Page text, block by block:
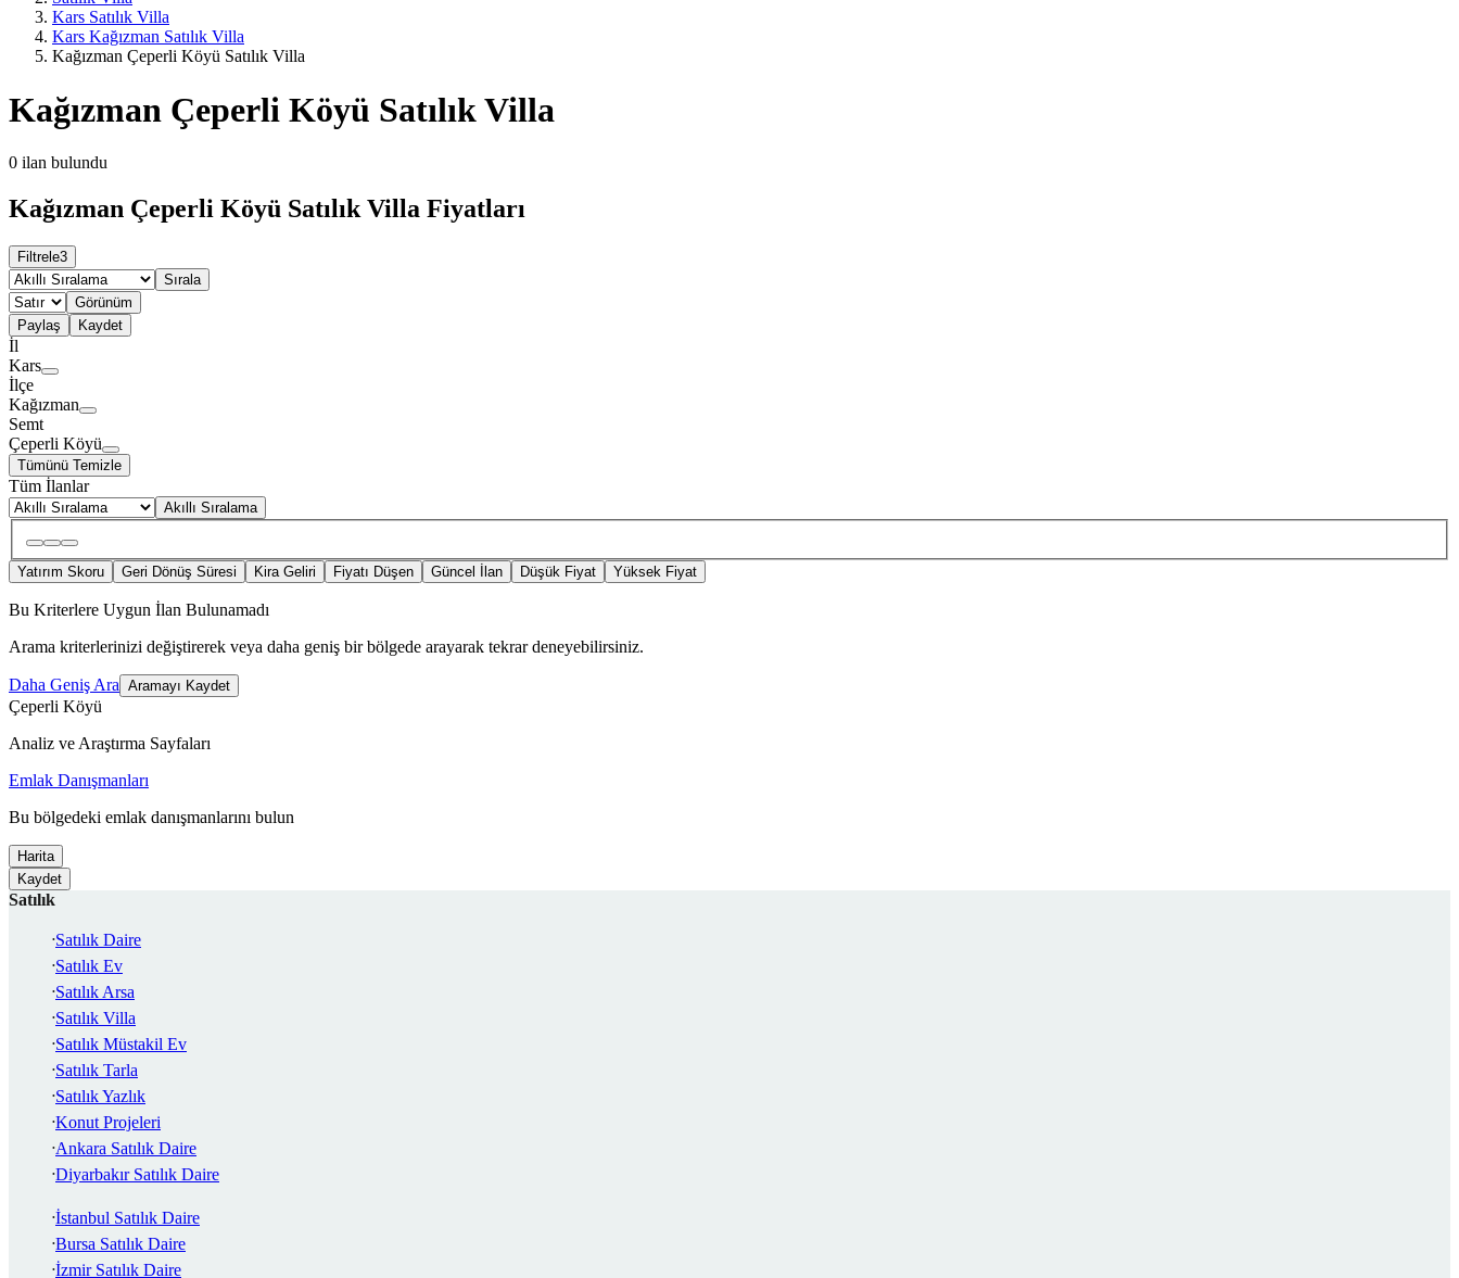
Kars Satılık Villa
Kars Kağızman Satılık Villa
Kağızman Çeperli Köyü Satılık Villa
Kağızman Çeperli Köyü Satılık Villa
0 ilan bulundu
Kağızman Çeperli Köyü Satılık Villa Fiyatları
Filtrele3
Sırala
Görünüm
Paylaş
Kaydet
İl
Kars
İlçe
Kağızman
Semt
Çeperli Köyü
Tümünü Temizle
Tüm İlanlar
Akıllı Sıralama
Yatırım Skoru Geri Dönüş Süresi Kira Geliri Fiyatı Düşen Güncel İlan Düşük Fiyat Yüksek Fiyat
Bu Kriterlere Uygun İlan Bulunamadı
Arama kriterlerinizi değiştirerek veya daha geniş bir bölgede arayarak tekrar deneyebilirsiniz.
Daha Geniş Ara Aramayı Kaydet
Çeperli Köyü
Analiz ve Araştırma Sayfaları
Emlak Danışmanları
Bu bölgedeki emlak danışmanlarını bulun
Harita
Kaydet
Satılık
Satılık Daire
Satılık Ev
Satılık Arsa
Satılık Villa
Satılık Müstakil Ev
Satılık Tarla
Satılık Yazlık
Konut Projeleri
Ankara Satılık Daire
Diyarbakır Satılık Daire
İstanbul Satılık Daire
Bursa Satılık Daire
İzmir Satılık Daire